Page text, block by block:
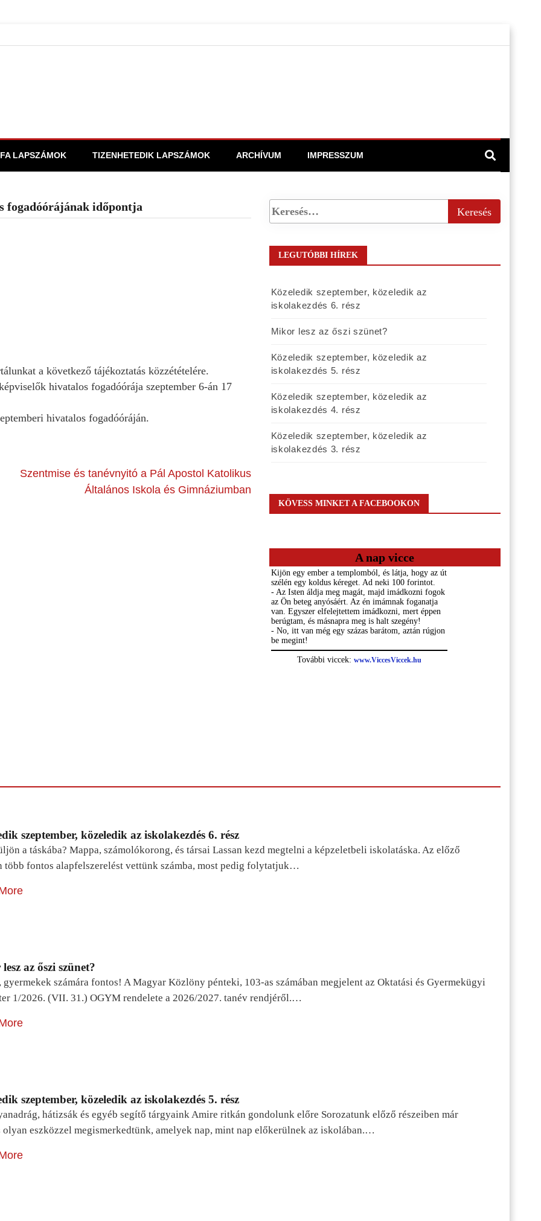
LAPSZÁMOK TIZENHETEDIK LAPSZÁMOK ARCHÍVUM IMPRESSZUM
fogadóórájának időpontja
a következő tájékoztatás közzétételére.
hivatalos fogadóórája szeptember 6-án 17
hivatalos fogadóóráján.
Szentmise és tanévnyitó a Pál Apostol Katolikus
Általános Iskola és Gimnáziumban
LEGUTÓBBI HÍREK
Közeledik szeptember, közeledik az
iskolakezdés 6. rész
Mikor lesz az őszi szünet?
Közeledik szeptember, közeledik az
iskolakezdés 5. rész
Közeledik szeptember, közeledik az
iskolakezdés 4. rész
Közeledik szeptember, közeledik az
iskolakezdés 3. rész
KÖVESS MINKET A FACEBOOKON
A nap vicce
szeptember, közeledik az iskolakezdés 6. rész
a táskába? Mappa, számolókorong, és társai Lassan kezd megtelni a képzeletbeli iskolatáska. Az előző
több fontos alapfelszerelést vettünk számba, most pedig folytatjuk…
az őszi szünet?
gyermekek számára fontos! A Magyar Közlöny pénteki, 103-as számában megjelent az Oktatási és Gyermekügyi
1/2026. (VII. 31.) OGYM rendelete a 2026/2027. tanév rendjéről.…
szeptember, közeledik az iskolakezdés 5. rész
hátizsák és egyéb segítő tárgyaink Amire ritkán gondolunk előre Sorozatunk előző részeiben már
olyan eszközzel megismerkedtünk, amelyek nap, mint nap előkerülnek az iskolában.…